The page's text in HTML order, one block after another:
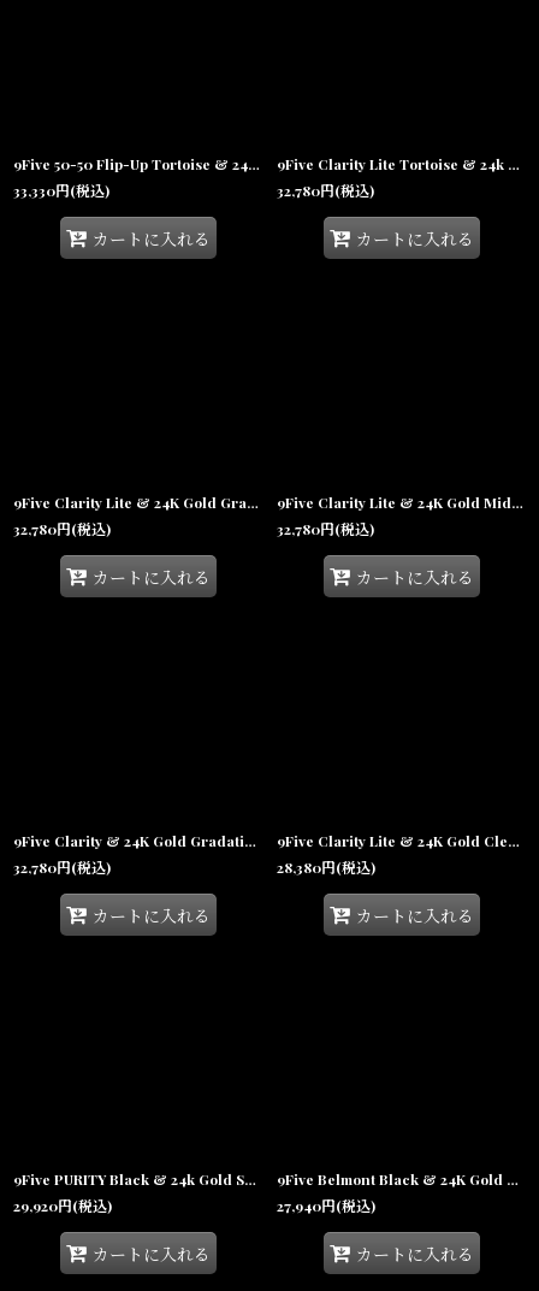
9Five 50-50 Flip-Up Tortoise & 24K Gold Sunglasses フリップアップ 24Kゴールド べっ甲 サングラス
33,330円(税込)
カートに入れる
9Five Clarity Lite Tortoise & 24k Gold Clear Lens Glasses リムレス べっ甲 クリアレンズ サングラス
32,780円(税込)
カートに入れる
9Five Clarity Lite & 24K Gold Gradation Sunglasses リムレス グラデーション サングラス
32,780円(税込)
カートに入れる
9Five Clarity Lite & 24K Gold Midnight Blue Gradation Sunglasses リムレス グラデーション サングラス
32,780円(税込)
カートに入れる
9Five Clarity & 24K Gold Gradation Sunglasses グラデーション サングラス クラリティー
32,780円(税込)
カートに入れる
9Five Clarity Lite & 24K Gold Clear Lens リムレス クリアレンズ 伊達メガネ
28,380円(税込)
カートに入れる
9Five PURITY Black & 24k Gold Sunglasses プリティ 24Kゴールド UV 偏光 サングラス
29,920円(税込)
カートに入れる
9Five Belmont Black & 24K Gold Clear Lens Glasses ベルモント ゴールド UV 偏光 クリアレンズ メガネ
27,940円(税込)
カートに入れる